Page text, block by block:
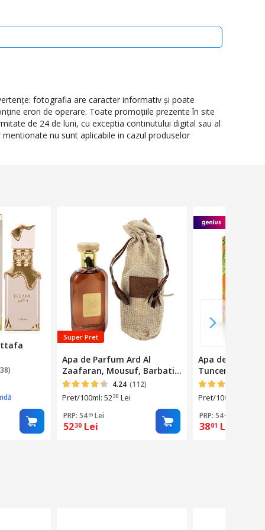
fotografia are caracter informativ şi poate
erori de operare. Toate promoţiile prezente în site
de 24 de luni, cu exceptia continutului digital sau al
nu sunt aplicabile in cazul produselor
Super Pret
Apa de Parfum Ard Al
Zaafaran, Mousuf, Barbati,
100 ml
4.24 (112)
Pret/100ml: 5230 Lei
PRP: 54 89 Lei
5230 Lei
Apa de Colonie
Tuncer Cu
Mandarin 400
Pret/100ml: 9
PRP: 5445
3801 Lei